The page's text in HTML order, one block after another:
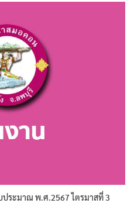
ประมาณ พ.ศ.2567 ไตรมาสที่ 3